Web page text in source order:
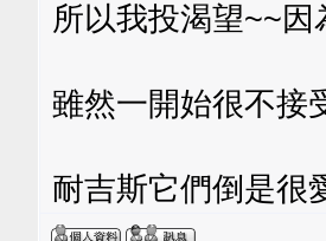
所以我投渴望~~
雖然一開始很不接
耐吉斯它們倒是